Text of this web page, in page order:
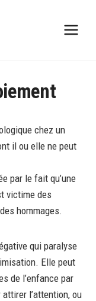
chez un
il ou elle ne peut
par le fait qu’une
victime des
hommages.
qui paralyse
Elle peut
de l’enfance par
l’attention, ou